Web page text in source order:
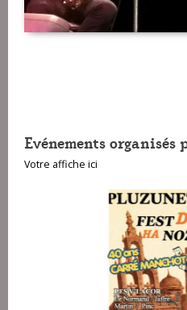
Evénements organisés
Votre affiche ici